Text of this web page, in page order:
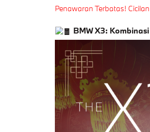
Penawaran Terbatas!
BMW X3: